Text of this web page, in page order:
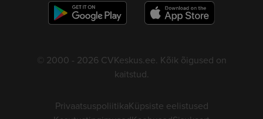
© 2000 - 2026 CVKeskus.ee. Kõik õigused on
kaitstud.
PrivaatsuspoliitikaKüpsiste eelistused